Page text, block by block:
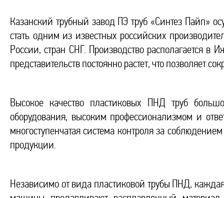
Казанский трубный завод ПЭ труб «Синтез Пайп»
стать одним из известных российских
России, стран СНГ. Производство располагается
представительств постоянно растет, что позволяет
Высокое качество пластиковых ПНД труб
оборудования, высоким профессионализмом и
многоступенчатая система контроля за
продукции.
Независимо от вида пластиковой трубы ПНД,